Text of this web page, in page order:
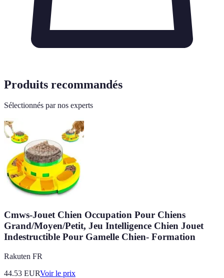
Produits recommandés
Sélectionnés par nos experts
Cmws-Jouet Chien Occupation Pour Chiens
Grand/Moyen/Petit, Jeu Intelligence Chien Jouet
Indestructible Pour Gamelle Chien- Formation
Rakuten FR
44.53 EURVoir le prix